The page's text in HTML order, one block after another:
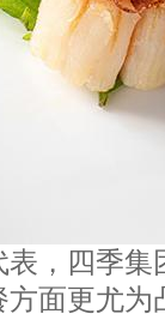
，四季
面更尤